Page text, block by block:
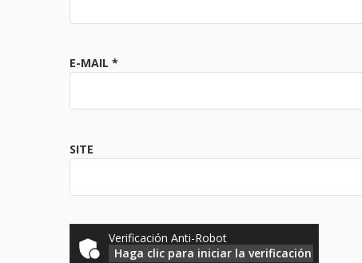
E-MAIL *
SITE
Verificación Anti-Robot
Haga clic para iniciar la verificación